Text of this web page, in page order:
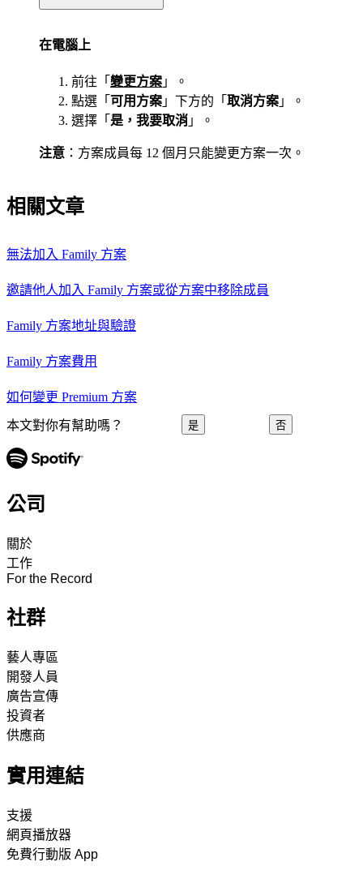
在電腦上
前往「 變更方案 」。
點選「 可用方案 」下方的「 取消方案 」。
選擇「 是，我要取消 」。
注意 ：方案成員每 12 個月只能變更方案一次。
相關文章
無法加入 Family 方案
邀請他人加入 Family 方案或從方案中移除成員
Family 方案地址與驗證
Family 方案費用
如何變更 Premium 方案
本文對你有幫助嗎？ 是 否
公司
關於
工作
For the Record
社群
藝人專區
開發人員
廣告宣傳
投資者
供應商
實用連結
支援
網頁播放器
免費行動版 App